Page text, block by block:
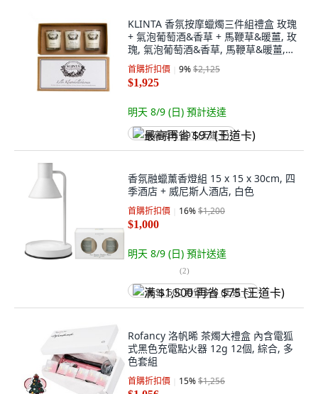
KLINTA 香氛按摩蠟燭三件組禮盒 玫瑰
+ 氣泡葡萄酒&香草 + 馬鞭草&暖薑, 玫
瑰, 氣泡葡萄酒&香草, 馬鞭草&暖薑,
木質褐色
首購折扣價 9%$2,125
$1,925
明天 8/9 (日) 預計送達
最高再省 $97 (王道卡)
香氛融蠟薰香燈組 15 x 15 x 30cm, 四
季酒店 + 威尼斯人酒店, 白色
首購折扣價 16%$1,200
$1,000
明天 8/9 (日) 預計送達
(2)
满 $1,500 再省 $75 (王道卡)
Rofancy 洛帆晞 茶燭大禮盒 內含電狐
式黑色充電點火器 12g 12個, 綜合, 多
色套組
首購折扣價 15%$1,256